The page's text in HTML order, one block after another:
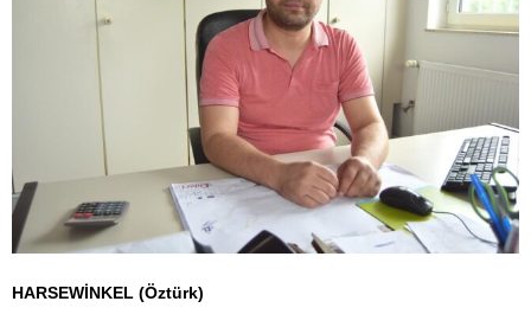
HARSEWİNKEL (Öztürk)